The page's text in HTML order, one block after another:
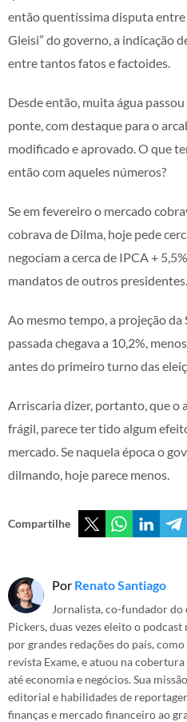
então quentíssima disputa entre
Gleisi” do governo, a indicação
entre tantos fatos e factoides.
Desde então, muita água
ponte, com destaque para o
modificado e aprovado. O que
então com aqueles números?
Se em fevereiro o mercado
cobrava de Dilma, hoje pede
negociam a cerca de IPCA +
mandatos de outros presidentes.
Ao mesmo tempo, a projeção da
passada chegava a 10,2%,
antes do primeiro turno das
Arriscaria dizer, portanto, que o
frágil, parece ter tido algum
mercado. Se naquela época o
dilmando, hoje parece menos.
Compartilhe
Por Renato Santiago
Jornalista, co-fundador do
Pickers, duas vezes eleito o
por grandes redações do país,
revista Exame, e atuou na
até economia e negócios. Sua
editorial e habilidades de
finanças e mercado financeiro ao